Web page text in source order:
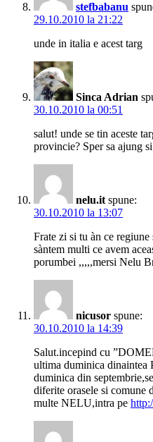
stefbabanu
29.10.2010 la 21:22
unde in italia e acest targ
Sinca Adrian
30.10.2010 la 00:51
salut! unde se tin aceste
provincie? Sper sa ajung
nelu.it spune:
30.10.2010 la 13:07
Frate zi si tu àn ce
sàntem multi ce avem
porumbei ,,,,,mersi Nelu
nicusor spune:
30.10.2010 la 14:39
Salut.incepind cu
ultima duminica
duminica din
diferite orasele si
multe NELU,intra pe